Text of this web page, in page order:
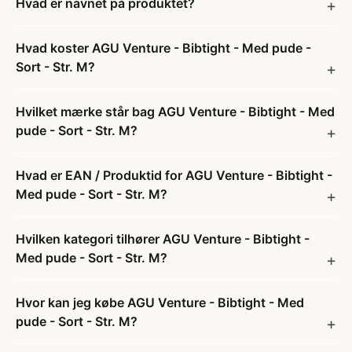
Hvad er navnet på produktet?
Hvad koster AGU Venture - Bibtight - Med pude -
Sort - Str. M?
Hvilket mærke står bag AGU Venture - Bibtight - Med
pude - Sort - Str. M?
Hvad er EAN / Produktid for AGU Venture - Bibtight -
Med pude - Sort - Str. M?
Hvilken kategori tilhører AGU Venture - Bibtight -
Med pude - Sort - Str. M?
Hvor kan jeg købe AGU Venture - Bibtight - Med
pude - Sort - Str. M?